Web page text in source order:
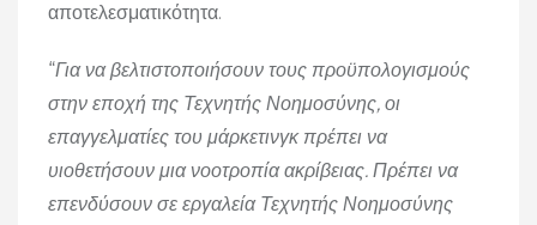
αποτελεσματικότητα.
“Για να βελτιστοποιήσουν τους προϋπολογισμούς
στην εποχή της Τεχνητής Νοημοσύνης, οι
επαγγελματίες του μάρκετινγκ πρέπει να
υιοθετήσουν μια νοοτροπία ακρίβειας. Πρέπει να
επενδύσουν σε εργαλεία Τεχνητής Νοημοσύνης